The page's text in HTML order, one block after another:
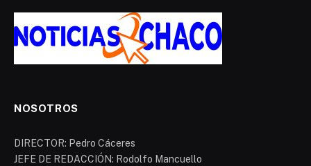
NOSOTROS
DIRECTOR: Pedro Cáceres
JEFE DE REDACCIÓN: Rodolfo Mancuello